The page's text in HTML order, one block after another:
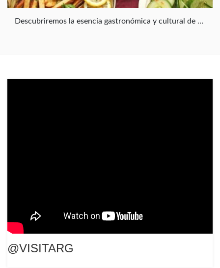
Descubriremos la esencia gastronómica y cultural de San Telmo, el barrio más antiguo de la ciudad. Degustaremos más de 10 platos y bebidas en 3 restaurantes seleccionados + el Mercado, caminando por sus calles empedradas mientras conocemos su historia. Los guías apasionados por la gastronomía, enriquecerán la experiencia compartiendo relatos sobre la comida, la cultura y las costumbres porteñas. La disponibilidad es de martes a sábados, en idiomas inglés y español; la duración total es de 3h 30' en las que se camina no más de 40'; el punto de Inicio es el bar El Federal (Carlos Calvo 599) y finaliza en Iceland (Defensa 1105)
@VISITARG